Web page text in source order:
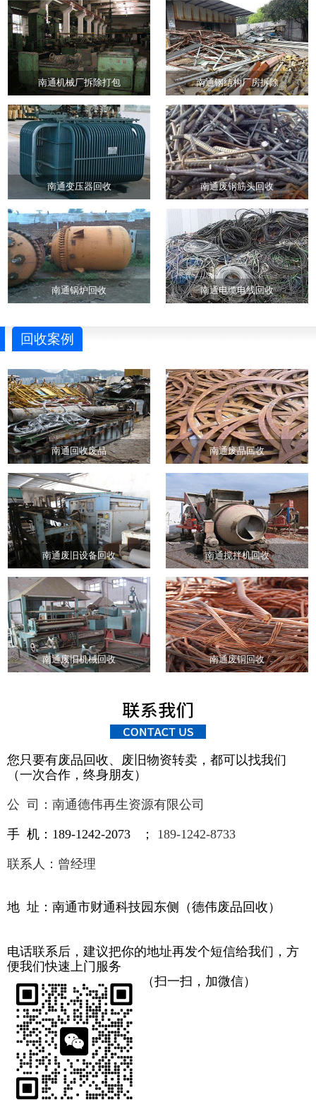
南通机械厂拆除打包 南通钢结构厂房拆除
南通变压器回收 南通废钢筋头回收
南通锅炉回收 南通电缆电线回收
回收案例
南通回收废品 南通废品回收
南通废旧设备回收 南通搅拌机回收
南通废旧机械回收 南通废铜回收
您只要有废品回收、废旧物资转卖，都可以找我们
（一次合作，终身朋友）
公 司： 南通德伟再生资源有限公司
手 机： 189-1242-2073 ； 189-1242-8733
联系人：曾经理
地 址： 南通市财通科技园东侧（德伟废品回收）
电话联系后，建议把你的地址再发个短信给我们，方
便我们快速上门服务
（扫一扫，加微信）